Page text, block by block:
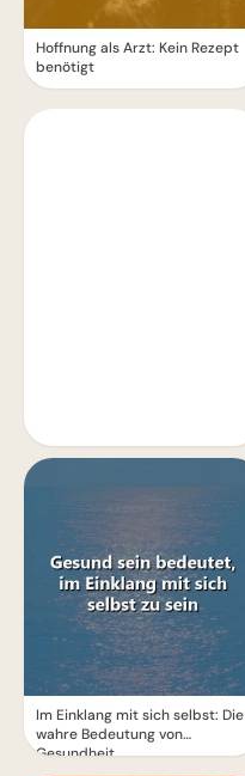
Hoffnung als Arzt: Kein Rezept
benötigt
Im Einklang mit sich selbst: Die
wahre Bedeutung von
Gesundheit